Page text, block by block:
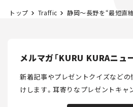
トップ Traffic 静岡～長野を“最短直結”！「中部横断道」最後の未開通区間が具体化へ。「長坂～八千穂高原」のルートは？ いつ開通する？【いま気になる道路計画】
メルマガ「KURU KURAニュ
新着記事やプレゼントクイズなど
けします。耳寄りなプレゼントキャ